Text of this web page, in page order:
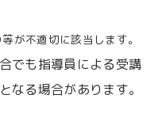
が不適切に該当します。
でも指導員による受講
なる場合があります。